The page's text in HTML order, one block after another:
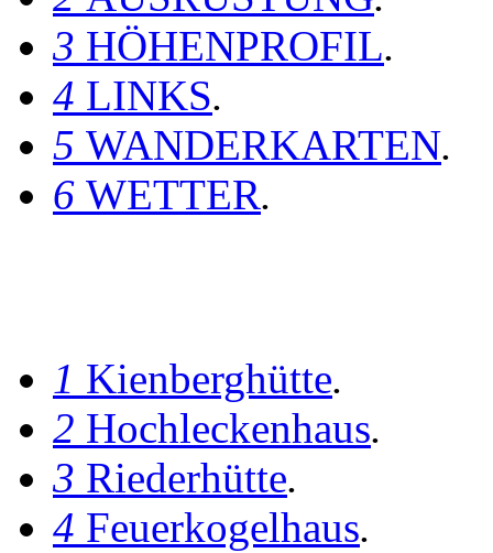
3 HÖHENPROFIL.
4 LINKS.
5 WANDERKARTEN.
6 WETTER.
1 Kienberghütte.
2 Hochleckenhaus.
3 Riederhütte.
4 Feuerkogelhaus.